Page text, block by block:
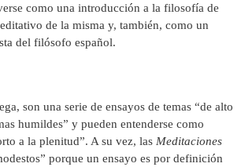
como una introducción a la filosofía de
de la misma y, también, como un
del filósofo español.
son una serie de ensayos de temas “de alto
humildes” y pueden entenderse como
a la plenitud”. A su vez, las Meditaciones
porque un ensayo es por definición